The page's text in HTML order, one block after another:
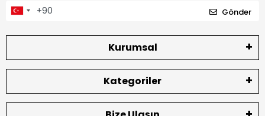
Gönder
Kurumsal
Kategoriler